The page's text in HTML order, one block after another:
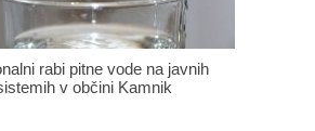
rabi pitne vode na javnih
v občini Kamnik